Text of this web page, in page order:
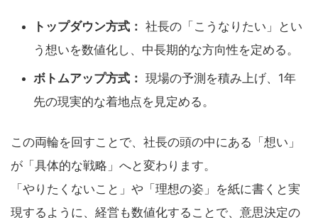
トップダウン方式： 社長の「こうなりたい」とい
う想いを数値化し、中長期的な方向性を定める。
ボトムアップ方式： 現場の予測を積み上げ、1年
先の現実的な着地点を見定める。
この両輪を回すことで、社長の頭の中にある「想い」
が「具体的な戦略」へと変わります。
「やりたくないこと」や「理想の姿」を紙に書くと実
現するように、経営も数値化することで、意思決定の